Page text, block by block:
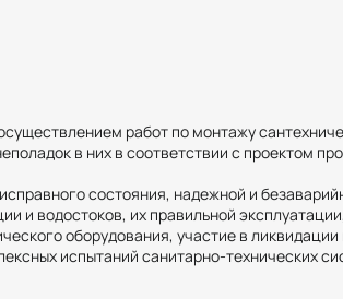
работ по монтажу
в них в соответствии с проектом
состояния, надежной и
и водостоков, их правильной
оборудования, участие в
испытаний санитарно-технических